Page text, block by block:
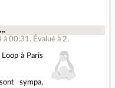
à 00:31 . Évalué à 2.
à Paris
sympa,